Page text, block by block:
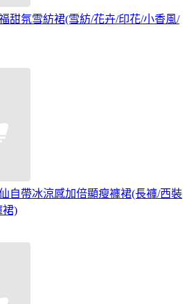
甜氛雪紡裙(雪紡/花卉/印花/小香風/
自帶冰涼感加倍顯瘦褲裙(長褲/西裝
裙)